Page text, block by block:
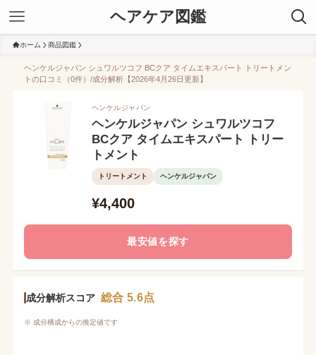
ヘアケア図鑑
ホーム 商品図鑑
ヘンケルジャパン シュワルツコフ BCクア タイムエキスパート トリートメン
トの口コミ（0件）/成分解析【2026年4月26日更新】
ヘンケルジャパン
ヘンケルジャパン シュワルツコフ
BCクア タイムエキスパート トリー
トメント
トリートメント ヘンケルジャパン
¥4,400
最安値を探す
成分解析スコア 総合 5.6点
※ 成分構成からの推定値です